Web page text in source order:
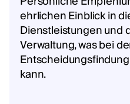
ehrlichen Einblick in
Dienstleistungen und
Verwaltung, was bei
kann.